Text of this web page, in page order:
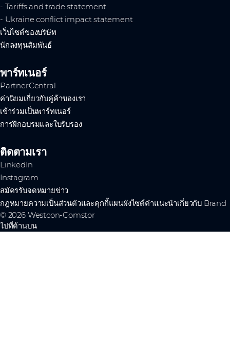
- Tariffs and trade statement
- Ukraine conflict impact statement
เว็บไซต์ของบริษัท
นักลงทุนสัมพันธ์
พาร์ทเนอร์
PartnerCentral
ค่านิยมเกี่ยวกับคู่ค้าของเรา
เข้าร่วมเป็นพาร์ทเนอร์
การฝึกอบรมและใบรับรอง
ติดตามเรา
LinkedIn
Instagram
สมัครรับจดหมายข่าว
กฎหมายความเป็นส่วนตัวและคุกกี้แผนผังไซต์คำแนะนำเกี่ยวกับ Brand
© 2026 Westcon-Comstor
ไปที่ด้านบน